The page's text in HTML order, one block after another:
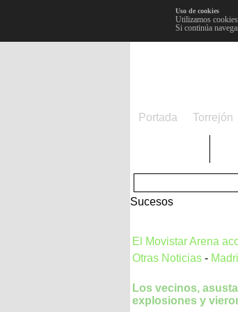
Uso de cookies
Utilizamos
Si continúa
Portada Torrejón
Sucesos
El Movistar Arena
Otras Noticias -
Los vecinos,
explosiones y